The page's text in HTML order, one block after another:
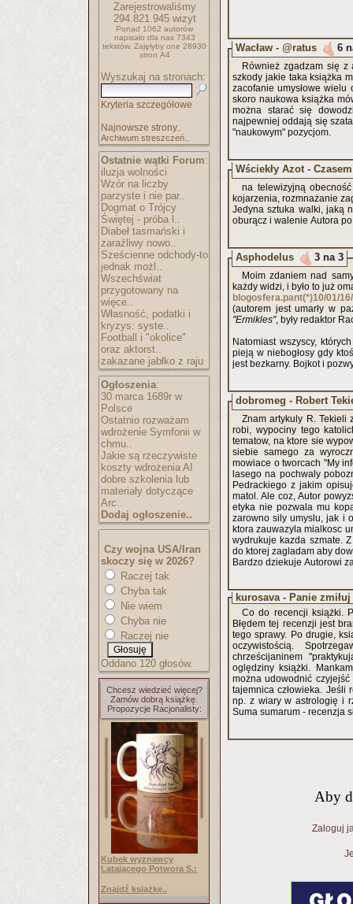
Zarejestrowaliśmy
294.821.945wizyt
Ponad 1062 autorów
napisało dla nas 7343
tekstów. Zajęłyby one 28930
stron A4
Wyszukaj na stronach:
Kryteria szczegółowe
Najnowsze strony..
Archiwum streszczeń..
Ostatnie wątki Forum:
iluzja wolności
Wzór na liczby
parzyste i nie par..
Dogmat o Trójcy
Świętej - próba l..
Diabeł tasmański i
zaraźliwy nowo..
Sześcienne odchody-to
jednak możl..
Wszechświat
przygotowany na
więce..
Własność, podatki i
kryzys: syste..
Football i "okolice"
oraz aktorst..
zakazane jabłko z raju
Ogłoszenia:
30 marca 1689r w
Polsce
Ostatnio rozważam
wdrożenie Symfonii w
chmu..
Jakie są rzeczywiste
koszty wdrożenia AI
dobre szkolenia lub
materiały dotyczące
Arc..
Dodaj ogłoszenie..
Czy wojna USA/Iran
skoczy się w 2026?
Raczej tak
Chyba tak
Nie wiem
Chyba nie
Raczej nie
Oddano 120 głosów.
Chcesz wiedzieć więcej?
Zamów dobrą książkę.
Propozycje Racjonalisty:
Kubek wyznawcy
Latającego Potwora S.:
Znajdź książkę..
Wacław - @ratus 6
Również zgadzam się z
szkody jakie taka książka
zacofanie umysłowe
skoro naukowa książka
można starać się
najpewniej oddają się
"naukowym" pozycjom.
Wściekły Azot -
na telewizyjną
kojarzenia, rozmnażanie
Jedyna sztuka walki, jaką
oburącz i walenie Autora
Asphodelus 3 na 3
Moim zdaniem nad
każdy widzi, i było to już
blogosfera.pant(*)10/01/
(autorem jest umarły w
''Ermikles'', były redaktor
Natomiast wszyscy,
pieją w niebogłosy gdy
jest bezkarny. Bojkot i
dobromeg - Robert
Znam artykuly R. Tekieli
robi, wypociny tego
tematow, na ktore sie
siebie samego za
mowiace o tworcach "My
lasego na pochwaly
Pedrackiego z jakim
matol. Ale coz, Autor
etyka nie pozwala mu
zarowno sily umyslu, jak i
ktora zauwazyla mialkosc
wydrukuje kazda szmate.
do ktorej zagladam aby
Bardzo dziekuje Autorowi
kurosava - Panie
Co do recencji książki.
Błędem tej recenzji jest
tego sprawy. Po drugie,
oczywistością.
chrześcijaninem
oględziny książki.
można udowodnić
tajemnica człowieka.
np. z wiary w astrologię i
Suma sumarum - recenzja
Aby
Zaloguj